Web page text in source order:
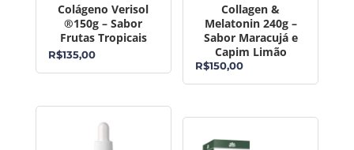
Colágeno Verisol
®150g – Sabor
Frutas Tropicais
R$135,00
Collagen &
Melatonin 240g –
Sabor Maracujá e
Capim Limão
R$150,00